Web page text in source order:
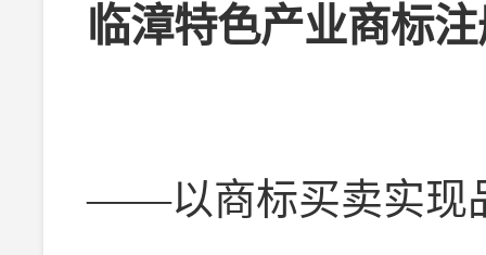
临漳特色产业商标
——以商标买卖实现